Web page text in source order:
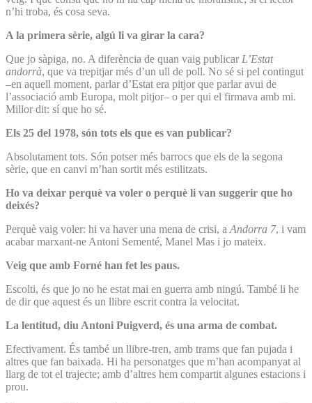
n’hi troba, és cosa seva.
A la primera sèrie, algú li va girar la cara?
Que jo sàpiga, no. A diferència de quan vaig publicar L’Estat
andorrà, que va trepitjar més d’un ull de poll. No sé si pel contingut
–en aquell moment, parlar d’Estat era pitjor que parlar avui de
l’associació amb Europa, molt pitjor– o per qui el firmava amb mi.
Millor dit: sí que ho sé.
Els 25 del 1978, són tots els que es van publicar?
Absolutament tots. Són potser més barrocs que els de la segona
sèrie, que en canvi m’han sortit més estilitzats.
Ho va deixar perquè va voler o perquè li van suggerir que ho
deixés?
Perquè vaig voler: hi va haver una mena de crisi, a Andorra 7, i vam
acabar marxant-ne Antoni Sementé, Manel Mas i jo mateix.
Veig que amb Forné han fet les paus.
Escolti, és que jo no he estat mai en guerra amb ningú. També li he
de dir que aquest és un llibre escrit contra la velocitat.
La lentitud, diu Antoni Puigverd, és una arma de combat.
Efectivament. És també un llibre-tren, amb trams que fan pujada i
altres que fan baixada. Hi ha personatges que m’han acompanyat al
llarg de tot el trajecte; amb d’altres hem compartit algunes estacions i
prou.